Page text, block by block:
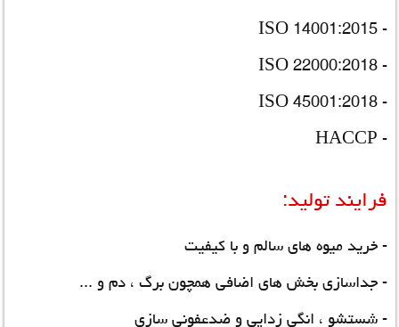
- ISO 14001:2015
- ISO 22000:2018
- ISO 45001:2018
- HACCP
فرایند تولید:
- خرید میوه های سالم و با کیفیت
- جداسازی بخش های اضافی همچون برگ ، دم و ...
- شستشو ، انگی زدایی و ضدعفونی سازی